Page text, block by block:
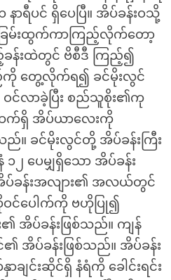
ရီပင် ရှိပေပြီ။ အိပ်ခန်းဝသို့
ြမ်းထွက်ကာကြည့်လိုက်တော့
န်းထဲတွင် ဗိစီဒီ ကြည့်၍
ကို တွေ့လိုက်ရ၍ ခင်မိုးလွင်
င်လာခဲ့ပြီး စည်သူစိုး၏ကု
ရှိ အိပ်ယာလေးကို
။ ခင်မိုးလွင်တို့ အိပ်ခန်းကြီး
၁၂ ပေမျှရှိသော အိပ်ခန်း
ပ်ခန်းအလျား၏ အလယ်တွင်
ဝင်ပေါက်ကို ဗဟိုပြု၍
အိပ်ခန်းဖြစ်သည်။ ကျန်
၏ အိပ်ခန်းဖြစ်သည်။ အိပ်ခန်း
ာချင်းဆိုင်ရှိ နံရံကို ခေါင်းရင်း